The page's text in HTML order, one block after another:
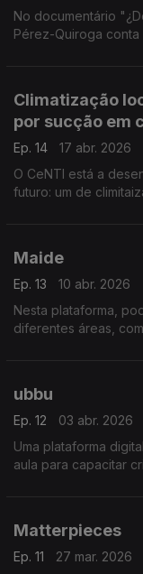
No documentário
Pérez-Quiroga conta
Climatização
por sucção em
Ep. 14
17 abr. 2026
O CeNTI está a
futuro: um de
Maide
Ep. 13
10 abr. 2026
Nesta plataforma,
diferentes áreas,
ubbu
Ep. 12
03 abr. 2026
Uma plataforma
aula para capacitar
Matterpieces
Ep. 11
27 mar. 2026